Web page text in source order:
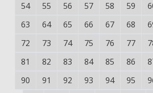
54
55 56 57 58 59
63
64 65 66 67 68
72
73 74 75 76 77
81
82 83 84 85 86
90
91 92 93 94 95